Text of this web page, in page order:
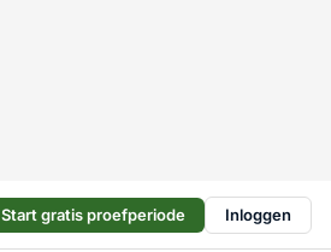
Start gratis proefperiode Inloggen